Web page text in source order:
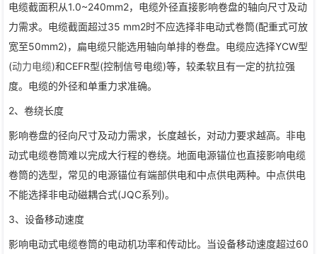
电缆截面积从1.0~240mm2，电缆外径直接影响卷盘的轴向尺寸及动
力需求。电缆截面超过35 mm2时不应选择非电动式卷筒(配重式可放
宽至50mm2)，扁电缆只能选用轴向单排的卷盘。电缆应选择YCW型
(动力电缆)和CEFR型(控制信号电缆)等，较柔软且有一定的抗拉强
度。电缆的外径和单重力求准确。
2、卷绕长度
影响卷盘的径向尺寸及动力需求，长度越长，对动力要求越高。非电
动式电缆卷筒难以完成大行程的卷绕。地面电源锚位也直接影响电缆
卷筒的选型，常见的电源锚位有端部供电和中点供电两种。中点供电
不能选择非电动磁耦合式(JQC系列)。
3、设备移动速度
影响电动式电缆卷筒的电动机功率和传动比。当设备移动速度超过60